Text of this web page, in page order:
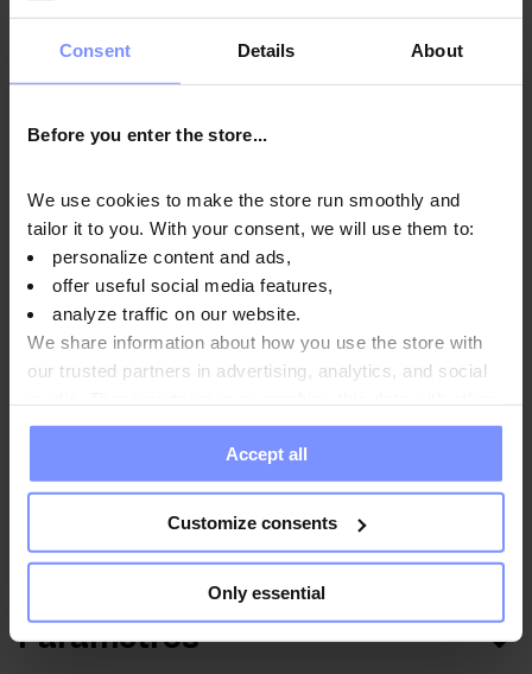
Consent Details About
Before you enter the store...
We use cookies to make the store run smoothly and
tailor it to you. With your consent, we will use them to:
personalize content and ads,
offer useful social media features,
analyze traffic on our website.
We share information about how you use the store with
our trusted partners in advertising, analytics, and social
information you have provided to them or that they have
collected when you use their services. Do you agree?
Accept all
Customize consents
Only essential
OstroVit Creatina Monohidrato - El análisis microbiológico
OstroVit Creatina Monohidrato - La prueba de metales
pesados 28.10.2025
OstroVit Creatina Monohidrato - El análisis microbiológico
17.04.2024
Instrucciones de uso
Información nutricional
Parámetros